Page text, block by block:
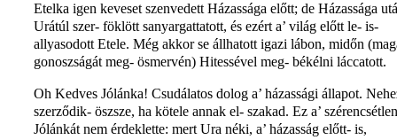
Etelka igen keveset szenvedett Házassága előtt; de Házassága
Urátúl szer- föklött sanyargattatott, és ezért a’ világ előtt le- is-
allyasodott Etele. Még akkor se állhatott igazi lábon, midőn
gonoszságát meg- ösmervén) Hitessével meg- békélni láccatott.
Oh Kedves Jólánka! Csudálatos dolog a’ házassági állapot.
szerződik- öszsze, ha kötele annak el- szakad. Ez a’
Jólánkát nem érdeklette: mert Ura néki, a’ házasság előtt- is,